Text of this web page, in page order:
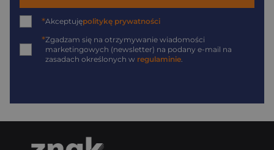
*Akceptujępolitykę prywatności
*Zgadzam się na otrzymywanie wiadomości
marketingowych (newsletter) na podany e-mail na
zasadach określonych w regulaminie.